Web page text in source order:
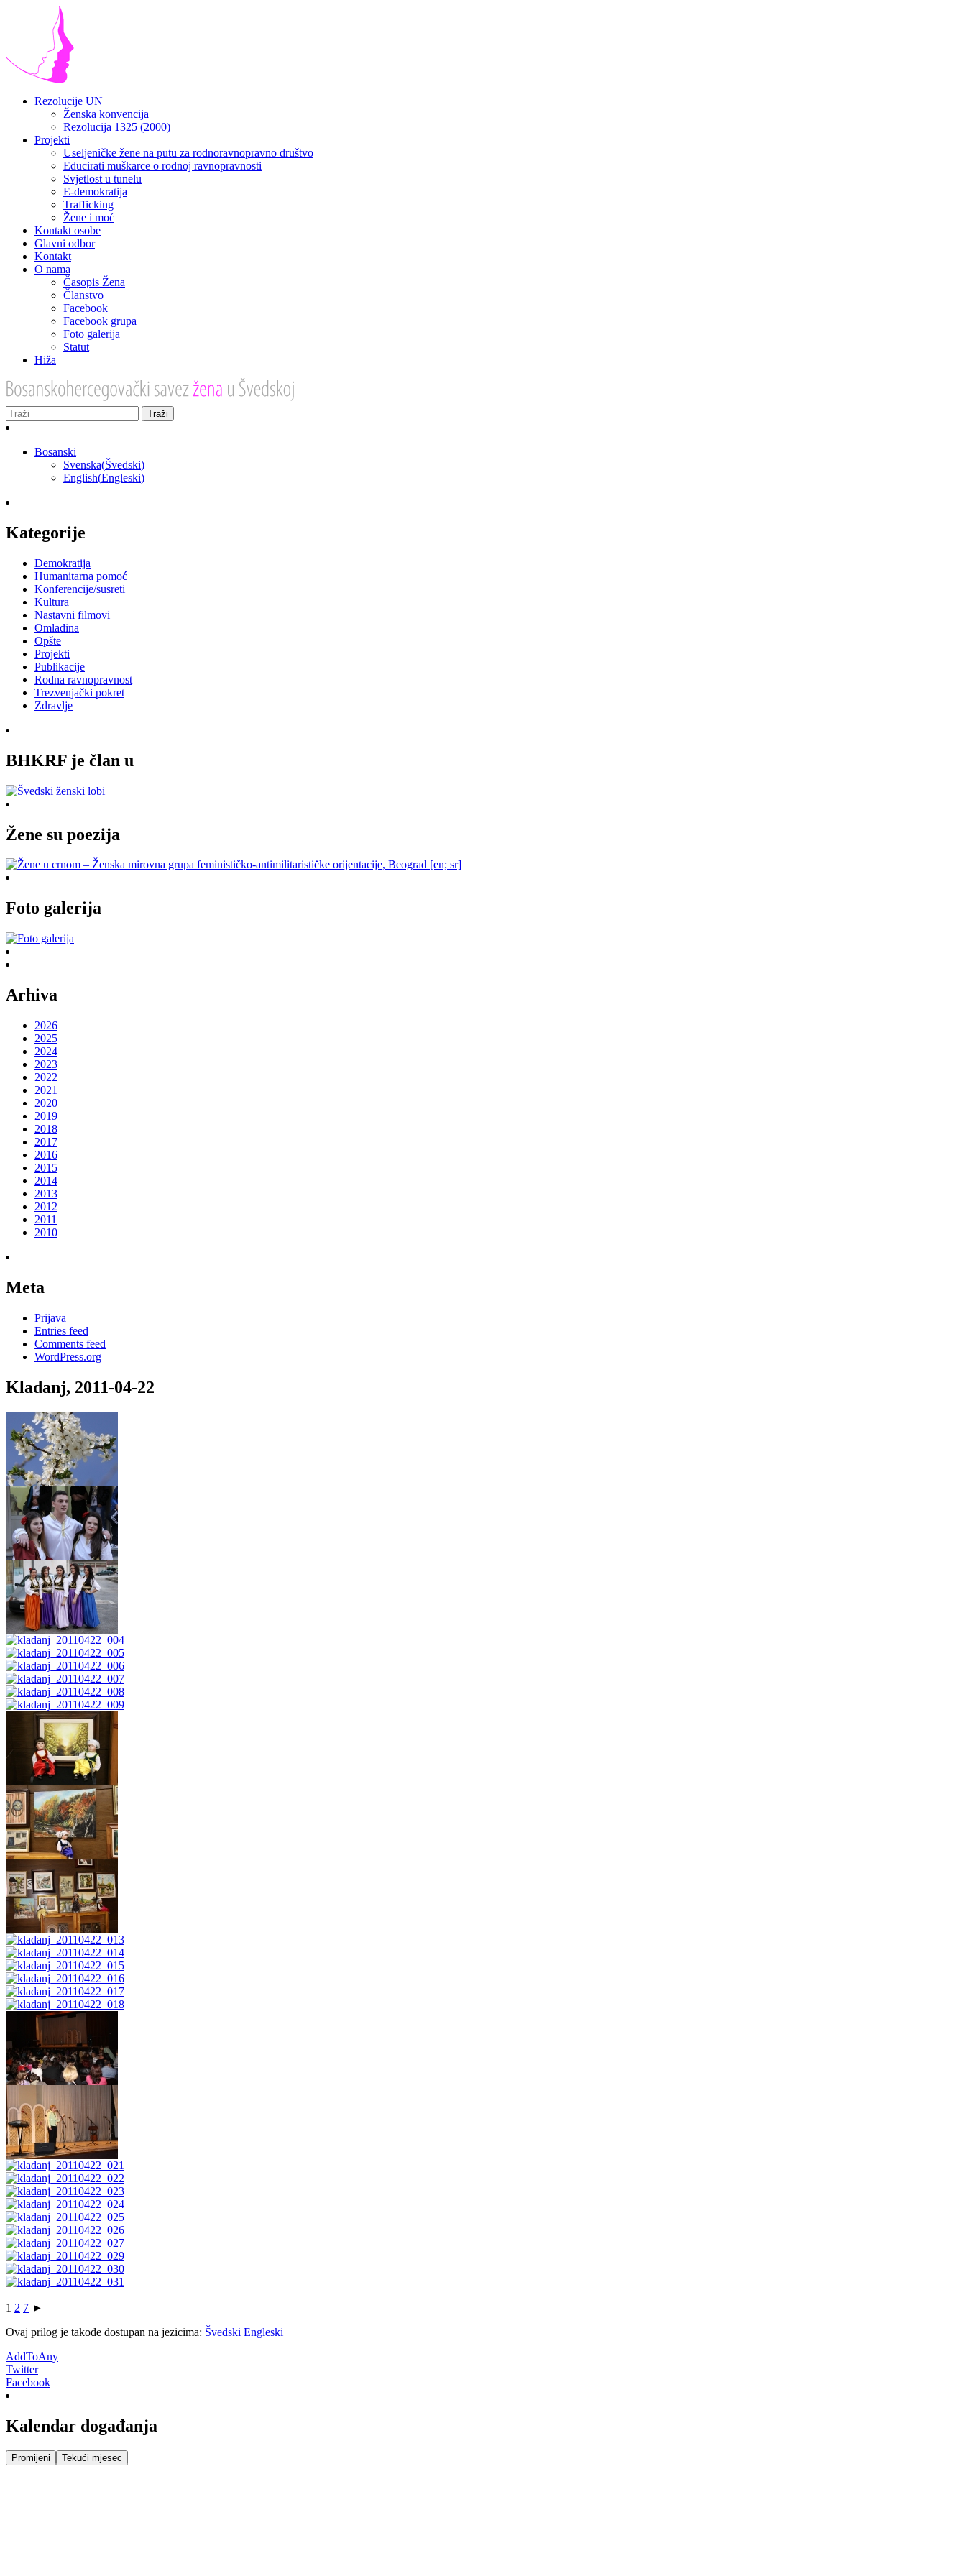
Rezolucije UN
Ženska konvencija
Rezolucija 1325 (2000)
Projekti
Useljeničke žene na putu za rodnoravnopravno društvo
Educirati muškarce o rodnoj ravnopravnosti
Svjetlost u tunelu
E-demokratija
Trafficking
Žene i moć
Kontakt osobe
Glavni odbor
Kontakt
O nama
Časopis Žena
Članstvo
Facebook
Facebook grupa
Foto galerija
Statut
Hiža
Bosanski
Svenska(Švedski)
English(Engleski)
Kategorije
Demokratija
Humanitarna pomoć
Konferencije/susreti
Kultura
Nastavni filmovi
Omladina
Opšte
Projekti
Publikacije
Rodna ravnopravnost
Trezvenjački pokret
Zdravlje
BHKRF je član u
Žene su poezija
Foto galerija
Arhiva
2026
2025
2024
2023
2022
2021
2020
2019
2018
2017
2016
2015
2014
2013
2012
2011
2010
Meta
Prijava
Entries feed
Comments feed
WordPress.org
Kladanj, 2011-04-22
1 2 7 ►
Ovaj prilog je takođe dostupan na jezicima: Švedski Engleski
AddToAny
Twitter
Facebook
Kalendar događanja
Promijeni Tekući mjesec